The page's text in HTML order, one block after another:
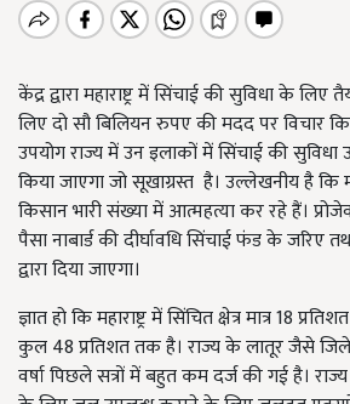
केंद्र द्वारा महाराष्ट्र में सिंचाई की सुविधा के लिए
लिए दो सौ बिलियन रुपए की मदद पर विचार
उपयोग राज्य में उन इलाकों में सिंचाई की
किया जाएगा जो सूखाग्रस्त है। उल्लेखनीय है कि
किसान भारी संख्या में आत्महत्या कर रहे हैं।
पैसा नाबार्ड की दीर्घावधि सिंचाई फंड के जरिए
द्वारा दिया जाएगा।
ज्ञात हो कि महाराष्ट्र में सिंचित क्षेत्र मात्र 18
कुल 48 प्रतिशत तक है। राज्य के लातूर जैसे
वर्षा पिछले सत्रों में बहुत कम दर्ज की गई है।